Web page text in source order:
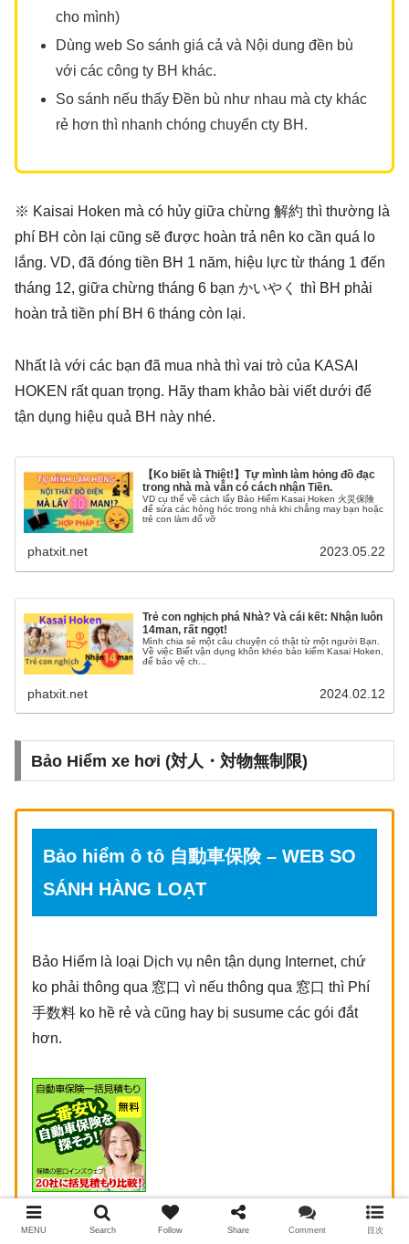
cho mình)
Dùng web So sánh giá cả và Nội dung đền bù
với các công ty BH khác.
So sánh nếu thấy Đền bù như nhau mà cty khác
rẻ hơn thì nhanh chóng chuyển cty BH.
※ Kaisai Hoken mà có hủy giữa chừng 解約 thì thường là
phí BH còn lại cũng sẽ được hoàn trả nên ko cần quá lo
lắng. VD, đã đóng tiền BH 1 năm, hiệu lực từ tháng 1 đến
tháng 12, giữa chừng tháng 6 bạn かいやく thì BH phải
hoàn trả tiền phí BH 6 tháng còn lại.
Nhất là với các bạn đã mua nhà thì vai trò của KASAI
HOKEN rất quan trọng. Hãy tham khảo bài viết dưới để
tận dụng hiệu quả BH này nhé.
【Ko biết là Thiệt!】Tự mình làm hỏng đồ đạc
trong nhà mà vẫn có cách nhận Tiền.
VD cụ thể về cách lấy Bảo Hiểm Kasai Hoken 火災保険
để sửa các hỏng hóc trong nhà khi chẳng may bạn hoặc
trẻ con làm đổ vỡ
phatxit.net 2023.05.22
Trẻ con nghịch phá Nhà? Và cái kết: Nhận luôn
14man, rất ngọt!
Mình chia sẻ một câu chuyện có thật từ một người Bạn.
Về việc Biết vận dụng khôn khéo bảo kiểm Kasai Hoken,
để bảo vệ ch...
phatxit.net 2024.02.12
Bảo Hiểm xe hơi (対人・対物無制限)
Bảo hiểm ô tô 自動車保険 – WEB SO
SÁNH HÀNG LOẠT
Bảo Hiểm là loại Dịch vụ nên tận dụng Internet, chứ
ko phải thông qua 窓口 vì nếu thông qua 窓口 thì Phí
手数料 ko hề rẻ và cũng hay bị susume các gói đắt
hơn.
自動車保険一括見積もり【無料】
MENU Search Follow Share Comment 目次